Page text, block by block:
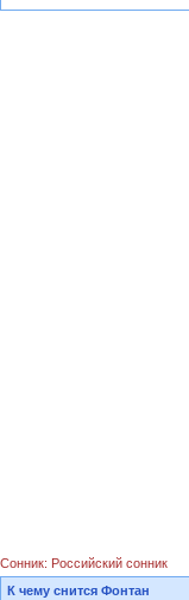
Сонник: Российский сонник
К чему снится Фонтан